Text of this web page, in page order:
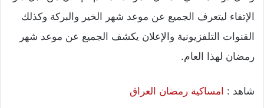
الإتفاء ليتعرف الجميع عن موعد شهر الخير والبركة وكذلك
القنوات التلفزيونية والإعلان يكشف الجميع عن موعد شهر
رمضان لهذا العام.
شاهد : امساكية رمضان العراق